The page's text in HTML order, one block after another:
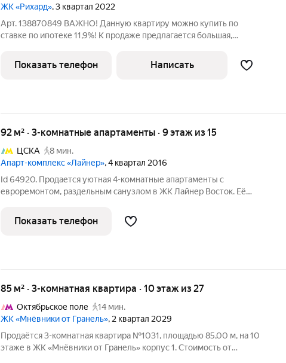
ЖК «Рихард», 3 квартал 2022
Арт. 138870849 ВАЖНО! Данную квартиру можно купить по
ставке по ипотеке 11,9%! К продаже предлагается большая,
высокими потолками 3м, расположенная в Хорошевском районе,
который является
Показать телефон Написать
92 м² · 3-комнатные апартаменты · 9 этаж из 15
ЦСКА
8 мин.
Апарт-комплекс «Лайнер», 4 квартал 2016
Id 64920. Продается уютная 4-комнатные апартаменты с
евроремонтом, раздельным санузлом в ЖК Лайнер Восток. Её
кухонным гарнитуром, мебелью и бытовой техникой. Есть
премиальный холодильник,
Показать телефон
85 м² · 3-комнатная квартира · 10 этаж из 27
Октябрьское поле
14 мин.
ЖК «Мнёвники от Гранель», 2 квартал 2029
Продаётся 3-комнатная квартира №1031, площадью 85,00 м, на 10
этаже в ЖК «Мнёвники от Гранель» корпус 1. Стоимость от